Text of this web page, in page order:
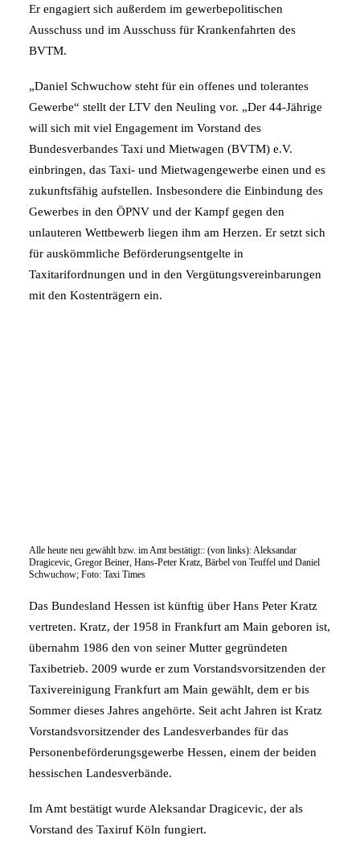
Er engagiert sich außerdem im gewerbepolitischen
Ausschuss und im Ausschuss für Krankenfahrten des
BVTM.
„Daniel Schwuchow steht für ein offenes und tolerantes
Gewerbe“ stellt der LTV den Neuling vor. „Der 44-Jährige
will sich mit viel Engagement im Vorstand des
Bundesverbandes Taxi und Mietwagen (BVTM) e.V.
einbringen, das Taxi- und Mietwagengewerbe einen und es
zukunftsfähig aufstellen. Insbesondere die Einbindung des
Gewerbes in den ÖPNV und der Kampf gegen den
unlauteren Wettbewerb liegen ihm am Herzen. Er setzt sich
für auskömmliche Beförderungsentgelte in
Taxitarifordnungen und in den Vergütungsvereinbarungen
mit den Kostenträgern ein.
Alle heute neu gewählt bzw. im Amt bestätigt:: (von links): Aleksandar
Dragicevic, Gregor Beiner, Hans-Peter Kratz, Bärbel von Teuffel und Daniel
Schwuchow; Foto: Taxi Times
Das Bundesland Hessen ist künftig über Hans Peter Kratz
vertreten. Kratz, der 1958 in Frankfurt am Main geboren ist,
übernahm 1986 den von seiner Mutter gegründeten
Taxibetrieb. 2009 wurde er zum Vorstandsvorsitzenden der
Taxivereinigung Frankfurt am Main gewählt, dem er bis
Sommer dieses Jahres angehörte. Seit acht Jahren ist Kratz
Vorstandsvorsitzender des Landesverbandes für das
Personenbeförderungsgewerbe Hessen, einem der beiden
hessischen Landesverbände.
Im Amt bestätigt wurde Aleksandar Dragicevic, der als
Vorstand des Taxiruf Köln fungiert.